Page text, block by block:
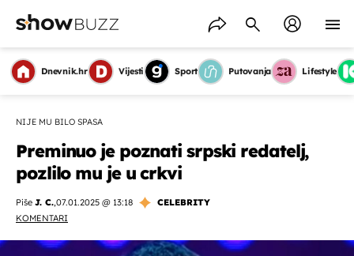
Dnevnik.hr Vijesti Sport Putovanja Lifestyle
NIJE MU BILO SPASA
Preminuo je poznati srpski redatelj,
pozlilo mu je u crkvi
Piše J. C.,07.01.2025 @ 13:18
CELEBRITY
KOMENTARI